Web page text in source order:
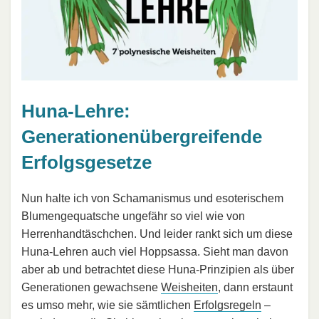
Huna-Lehre:
Generationenübergreifende
Erfolgsgesetze
Nun halte ich von Schamanismus und esoterischem
Blumengequatsche ungefähr so viel wie von
Herrenhandtäschchen. Und leider rankt sich um diese
Huna-Lehren auch viel Hoppsassa. Sieht man davon
aber ab und betrachtet diese Huna-Prinzipien als über
Generationen gewachsene Weisheiten, dann erstaunt
es umso mehr, wie sie sämtlichen Erfolgsregeln –